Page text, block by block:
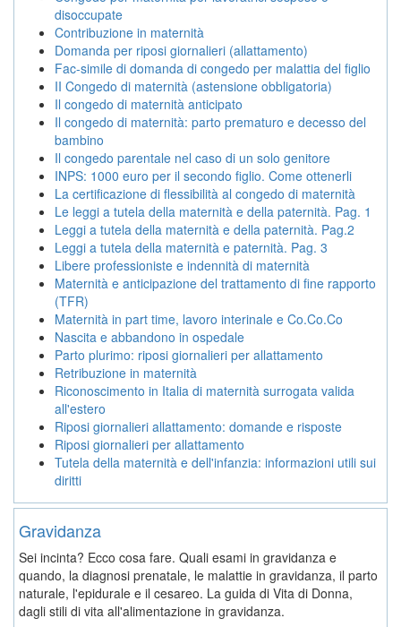
disoccupate
Contribuzione in maternità
Domanda per riposi giornalieri (allattamento)
Fac-simile di domanda di congedo per malattia del figlio
II Congedo di maternità (astensione obbligatoria)
Il congedo di maternità anticipato
Il congedo di maternità: parto prematuro e decesso del
bambino
Il congedo parentale nel caso di un solo genitore
INPS: 1000 euro per il secondo figlio. Come ottenerli
La certificazione di flessibilità al congedo di maternità
Le leggi a tutela della maternità e della paternità. Pag. 1
Leggi a tutela della maternità e della paternità. Pag.2
Leggi a tutela della maternità e paternità. Pag. 3
Libere professioniste e indennità di maternità
Maternità e anticipazione del trattamento di fine rapporto
(TFR)
Maternità in part time, lavoro interinale e Co.Co.Co
Nascita e abbandono in ospedale
Parto plurimo: riposi giornalieri per allattamento
Retribuzione in maternità
Riconoscimento in Italia di maternità surrogata valida
all'estero
Riposi giornalieri allattamento: domande e risposte
Riposi giornalieri per allattamento
Tutela della maternità e dell'infanzia: informazioni utili sui
diritti
Gravidanza
Sei incinta? Ecco cosa fare. Quali esami in gravidanza e
quando, la diagnosi prenatale, le malattie in gravidanza, il parto
naturale, l'epidurale e il cesareo. La guida di Vita di Donna,
dagli stili di vita all'alimentazione in gravidanza.